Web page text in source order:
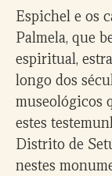
Espichel e os
Palmela, que
espiritual,
longo dos
museológicos
estes
Distrito de
nestes